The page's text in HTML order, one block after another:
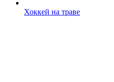
Хоккей на траве